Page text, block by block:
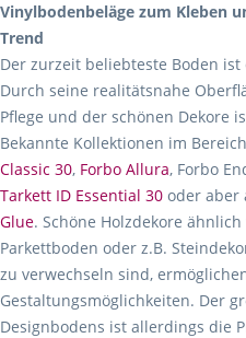
Vinylbodenbeläge zum Kleben
Trend
Der zurzeit beliebteste Boden ist
Durch seine realitätsnahe
Pflege und der schönen Dekore
Bekannte Kollektionen im Bereich
Classic 30, Forbo Allura, Forbo
Tarkett ID Essential 30 oder aber
Glue. Schöne Holzdekore
Parkettboden oder z.B.
zu verwechseln sind,
Gestaltungsmöglichkeiten. Der
Designbodens ist allerdings die